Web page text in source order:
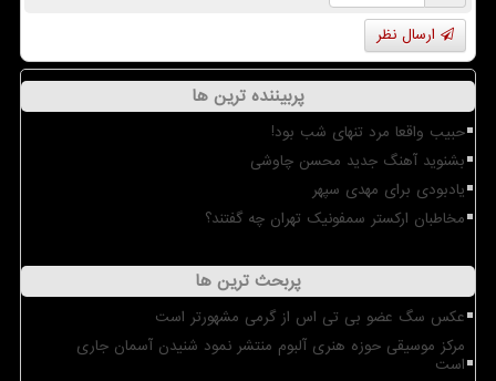
ارسال نظر
پربیننده ترین ها
حبیب واقعا مرد تنهای شب بود!
بشنوید آهنگ جدید محسن چاوشی
یادبودی برای مهدی سپهر
مخاطبان ارکستر سمفونیک تهران چه گفتند؟
پربحث ترین ها
عکس سگ عضو بی تی اس از گرمی مشهورتر است
مرکز موسیقی حوزه هنری آلبوم منتشر نمود شنیدن آسمان جاری
است